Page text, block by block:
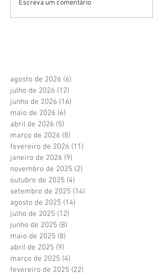
Escreva um comentário
agosto de 2026 (6)
julho de 2026 (12)
junho de 2026 (16)
maio de 2026 (6)
abril de 2026 (5)
março de 2026 (8)
fevereiro de 2026 (11)
janeiro de 2026 (9)
novembro de 2025 (2)
outubro de 2025 (4)
setembro de 2025 (14)
agosto de 2025 (14)
julho de 2025 (12)
junho de 2025 (8)
maio de 2025 (8)
abril de 2025 (9)
março de 2025 (4)
fevereiro de 2025 (22)